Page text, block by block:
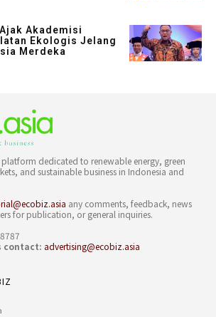
Akademisi
Ekologis Jelang
Merdeka
dedicated to renewable energy, green
and sustainable business in Indonesia and
any comments, feedback, news
for publication, or general inquiries.
contact: advertising@ecobiz.asia